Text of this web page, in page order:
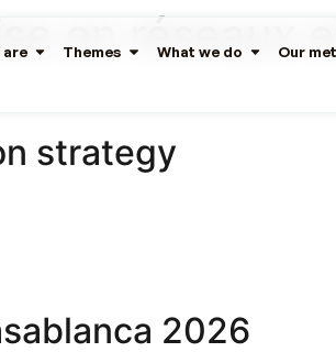
are Themes What we do Our
en réseaux
strategy
2026